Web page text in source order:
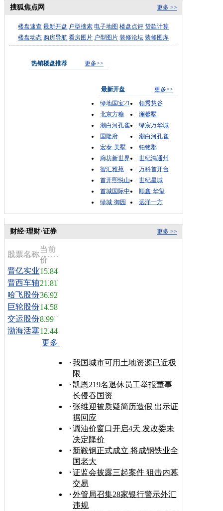
更多 >>
搜狐焦点网
楼盘速查 最新开盘 户型搜索 电子地图 楼盘点评 贷款计算
楼盘动态 购房导航 看房图片 户型图片 装修论坛 装修图库
热销楼盘推荐 更多>>
最新开盘
更多>>
绿地国宝21
领秀慧谷
北京方糖
澜馨墅
潮白河孔雀
绿宸万华城
国隆府
潮白河孔雀
宏泰·美墅
铂铭郡
廊坊新世界
世纪鸿通州
智汇雅苑
万科首开台
首开熙悦山
世纪星城
首城国际中
顺鑫·华玺
绿城·御园
远洋一方
更多 >>
财经·理财·证券
股票名称
当前
价
晋亿实业15.84
晋西车轴21.81
哈飞股份36.92
巨轮股份14.58
交运股份8.99
渤海活塞12.44
更多
我国城市可用土地资源已近极
限
凯恩219名退休员工举报董事
长侵吞国资
张维迎被质疑简历造假 出示证
据回应
调油价窗口开启4天 发改委未
决定降价
新鞍钢正式成立 将成钢铁业全
国老大
证监会披露三起案件 狙击内幕
交易
外管局召集28家银行警示外汇
违规